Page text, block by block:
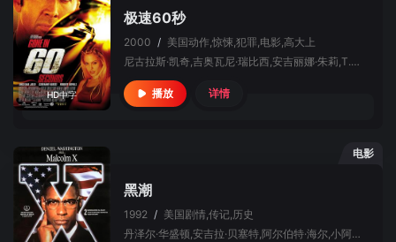
HD中字
极速60秒
2000 / 美国动作,惊悚,犯罪,电影,高大上
尼古拉斯·凯奇,吉奥瓦尼·瑞比西,安吉丽娜·朱莉,T.J. Cross,威廉姆·李·斯科特,斯科特·凯恩,詹姆斯·杜瓦尔,威尔·帕顿,德尔罗伊·林多,蒂莫西·奥利芬特,齐·麦克布赖德,罗伯特·杜瓦尔,克里斯托弗·埃克莱斯顿,维尼·琼斯,格蕾丝·扎布里斯基
播放 详情
电影
黑潮
1992 / 美国剧情,传记,历史
丹泽尔·华盛顿,安吉拉·贝塞特,阿尔伯特·海尔,小阿尔·弗里曼,斯派克·李,纳尔逊·曼德拉,吉安卡罗·埃斯波西托,德尔罗伊·林多